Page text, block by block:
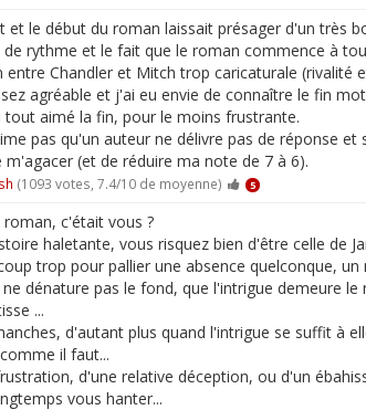
le début du roman laissait présager d'un très
rythme et le fait que le roman commence à
Chandler et Mitch trop caricaturale (rivalité
agréable et j'ai eu envie de connaître le fin
aimé la fin, pour le moins frustrante.
pas qu'un auteur ne délivre pas de réponse
(et de réduire ma note de 7 à 6).
(1093 votes, 7.4/10 de moyenne) 5
c'était vous ?
haletante, vous risquez bien d'être celle de
trop pour pallier une absence quelconque,
dénature pas le fond, que l'intrigue demeure
...
d'autant plus quand l'intrigue se suffit à
il faut...
d'une relative déception, ou d'un
vous hanter...